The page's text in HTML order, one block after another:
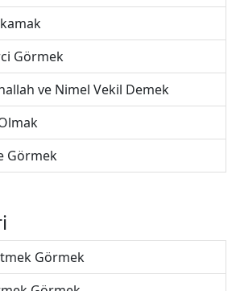
Görmek
ve Nimel Vekil Demek
Görmek
Görmek